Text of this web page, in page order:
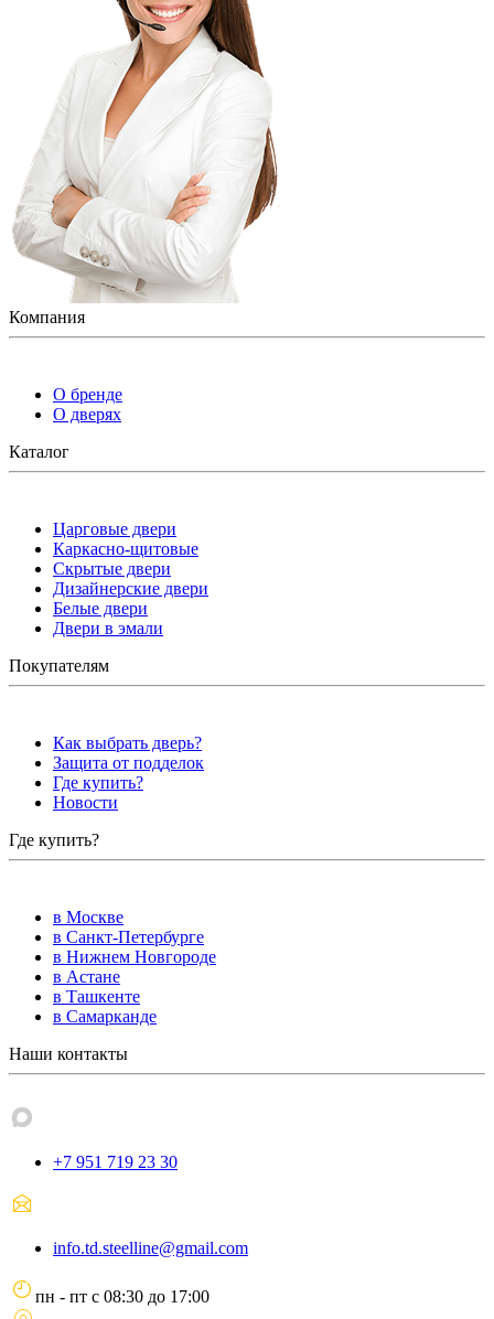
Компания
О бренде
О дверях
Каталог
Царговые двери
Каркасно-щитовые
Скрытые двери
Дизайнерские двери
Белые двери
Двери в эмали
Покупателям
Как выбрать дверь?
Защита от подделок
Где купить?
Новости
Где купить?
в Москве
в Санкт-Петербурге
в Нижнем Новгороде
в Астане
в Ташкенте
в Самарканде
Наши контакты
+7 951 719 23 30
info.td.steelline@gmail.com
пн - пт с 08:30 до 17:00